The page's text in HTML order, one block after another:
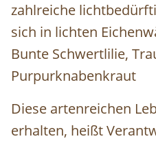
zahlreiche
sich in lichten
Bunte Schwertlilie,
Purpurknabenkraut
Diese artenreichen
erhalten, heißt